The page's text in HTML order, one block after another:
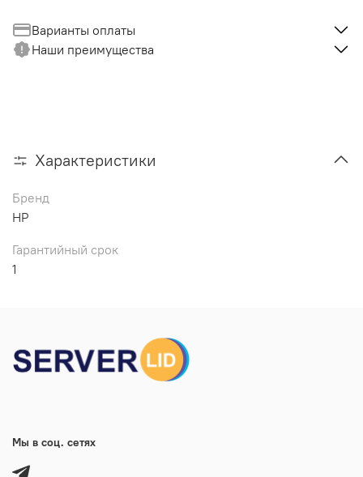
Варианты оплаты
Наши преимущества
Характеристики
Бренд
HP
Гарантийный срок
1
Мы в соц. сетях